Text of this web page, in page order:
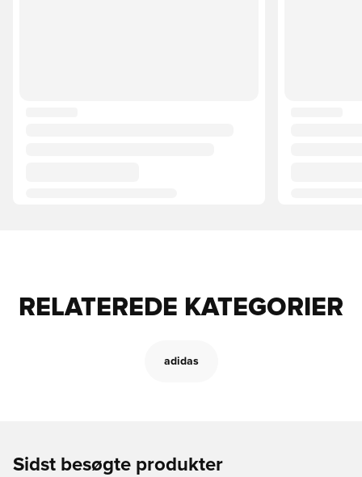
RELATEREDE KATEGORIER
adidas
Sidst besøgte produkter